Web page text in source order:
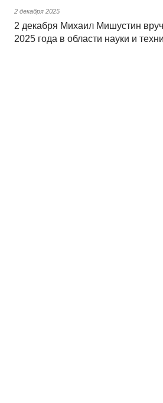
2 декабря 2025
2 декабря Михаил Мишустин
2025 года в области науки и